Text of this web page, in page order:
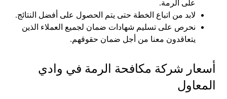
على الرمة.
لابد من اتباع الخطة حتى يتم الحصول على أفضل النتائج.
نحرص على تسليم شهادات ضمان لجميع العملاء الذين
يتعاقدون معنا من أجل ضمان حقوقهم.
أسعار شركة مكافحة الرمة في وادي
المعاول